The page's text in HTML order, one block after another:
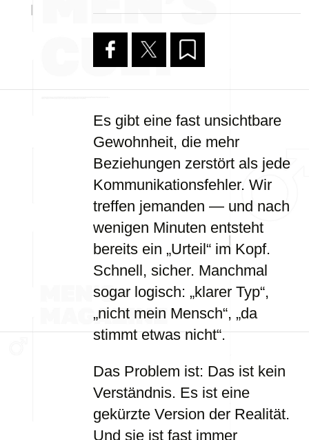
Es gibt eine fast unsichtbare
Gewohnheit, die mehr
Beziehungen zerstört als jede
Kommunikationsfehler. Wir
treffen jemanden — und nach
wenigen Minuten entsteht
bereits ein „Urteil“ im Kopf.
Schnell, sicher. Manchmal
sogar logisch: „klarer Typ“,
„nicht mein Mensch“, „da
stimmt etwas nicht“.
Das Problem ist: Das ist kein
Verständnis. Es ist eine
gekürzte Version der Realität.
Und sie ist fast immer